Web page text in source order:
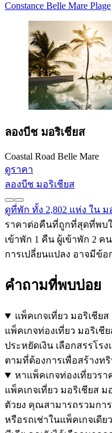
Constance Belle Mare Plage
ลองบีช มอริเชียส
Coastal Road Belle Mare
ดูราคา
ลองบีช มอริเชียส
ดูที่พัก ทั้ง 2,802 แห่ง ใน ม
ราคาต่อคืนที่ถูกที่สุดที่พบใ
เข้าพัก 1 คืน ผู้เข้าพัก 2
การเปลี่ยนแปลง อาจมีข้อ
คำถามที่พบบ่อย
แพ็คเกจเที่ยว มอริเชีย
แพ็คเกจท่องเที่ยว มอริเชี
ประหยัดเงิน เลือกสรรโร
ตามที่ต้องการเพื่อสร้างท
หาแพ็คเกจท่องเที่ยวรา
แพ็คเกจเที่ยว มอริเชียส
ตัวยง คุณสามารถรวมกา
หรือรถเช่าในแพ็คเกจเดี